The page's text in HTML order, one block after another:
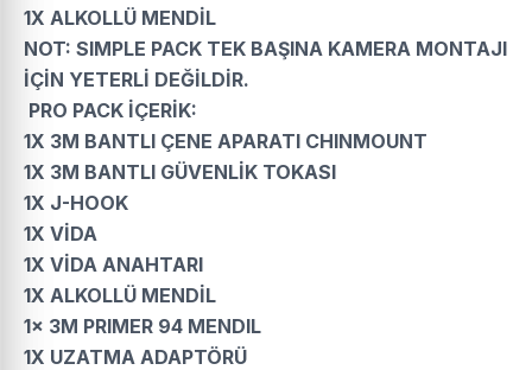
1X ALKOLLÜ MENDİL
NOT: SIMPLE PACK TEK BAŞINA KAMERA MONTAJI
İÇİN YETERLİ DEĞİLDİR.
PRO PACK İÇERİK:
1X 3M BANTLI ÇENE APARATI CHINMOUNT
1X 3M BANTLI GÜVENLİK TOKASI
1X J-HOOK
1X VİDA
1X VİDA ANAHTARI
1X ALKOLLÜ MENDİL
1x 3M PRIMER 94 MENDIL
1X UZATMA ADAPTÖRÜ